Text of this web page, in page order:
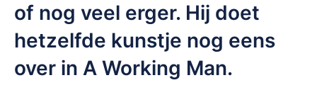
of nog veel erger. Hij doet
hetzelfde kunstje nog eens
over in A Working Man.